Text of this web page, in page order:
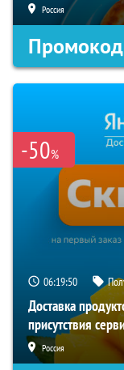
Россия
Промокод
-50%
06:19:49
Доставка
присутствия
Россия